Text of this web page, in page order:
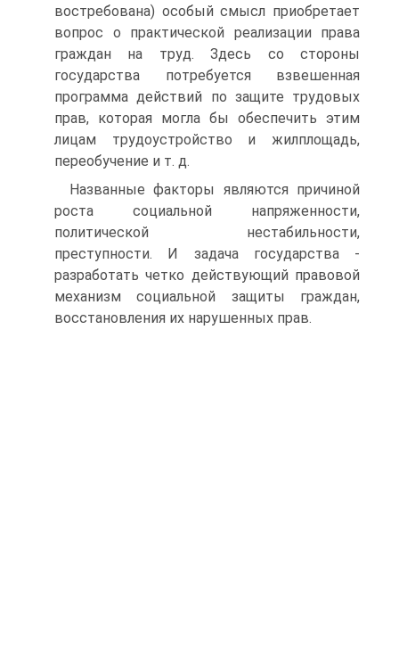
востребована) особый смысл приобретает
вопрос о практической реализации права
граждан на труд. Здесь со стороны
государства потребуется взвешенная
программа действий по защите трудовых
прав, которая могла бы обеспечить этим
лицам трудоустройство и жилплощадь,
переобучение и т. д.
Названные факторы являются причиной
роста социальной напряженно­сти,
политической нестабильности,
преступности. И задача государства -
разработать четко действующий правовой
механизм социальной защиты граждан,
восстановления их нарушенных прав.